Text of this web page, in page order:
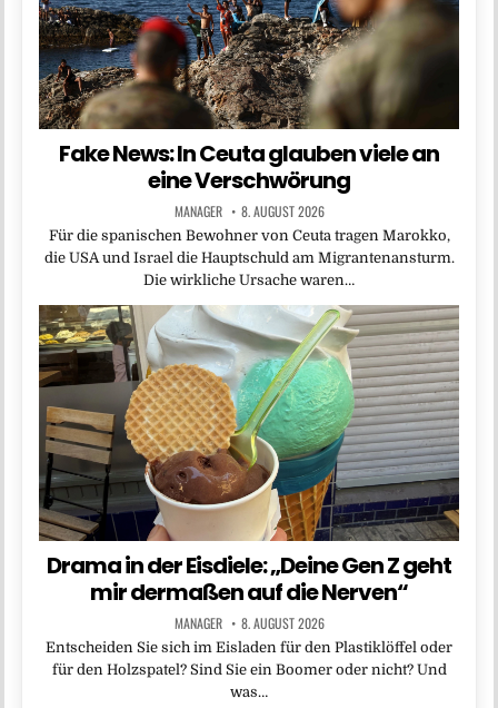
Fake News: In Ceuta glauben viele an
eine Verschwörung
MANAGER 8. AUGUST 2026
Für die spanischen Bewohner von Ceuta tragen Marokko,
die USA und Israel die Hauptschuld am Migrantenansturm.
Die wirkliche Ursache waren…
Drama in der Eisdiele: „Deine Gen Z geht
mir dermaßen auf die Nerven“
MANAGER 8. AUGUST 2026
Entscheiden Sie sich im Eisladen für den Plastiklöffel oder
für den Holzspatel? Sind Sie ein Boomer oder nicht? Und
was…